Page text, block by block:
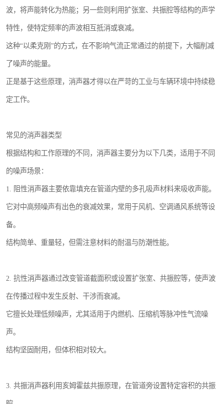
波，将声能转化为热能；另一些则利用扩张室、共振腔等结构的声学
特性，使特定频率的声波相互抵消或衰减。
这种“以柔克刚”的方式，在不影响气流正常通过的前提下，大幅削减
了噪声的能量。
正是基于这些原理，消声器才得以在严苛的工业与车辆环境中持续稳
定工作。
常见的消声器类型
根据结构和工作原理的不同，消声器主要分为以下几类，适用于不同
的噪声场景：
1. 阻性消声器主要依靠填充在管道内壁的多孔吸声材料来吸收声能。
它对中高频噪声有出色的衰减效果，常用于风机、空调通风系统等设
备。
结构简单、重量轻，但需注意材料的耐温与防潮性能。
2. 抗性消声器通过改变管道截面积或设置扩张室、共振腔等，使声波
在传播过程中发生反射、干涉而衰减。
它擅长处理低频噪声，尤其适用于内燃机、压缩机等脉冲性气流噪
声。
结构坚固耐用，但体积相对较大。
3. 共振消声器利用亥姆霍兹共振原理，在管道旁设置特定容积的共振